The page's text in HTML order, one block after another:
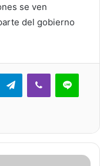
se ven
del gobierno
TelegramViber Line